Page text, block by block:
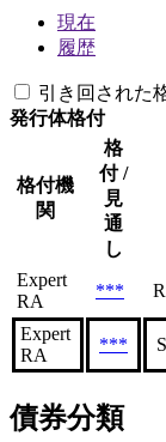
現在
履歴
引き回された
発行体格付
格付機
関
格
付 /
見
通
し
Expert
RA
***
Expert
RA
***
債券分類